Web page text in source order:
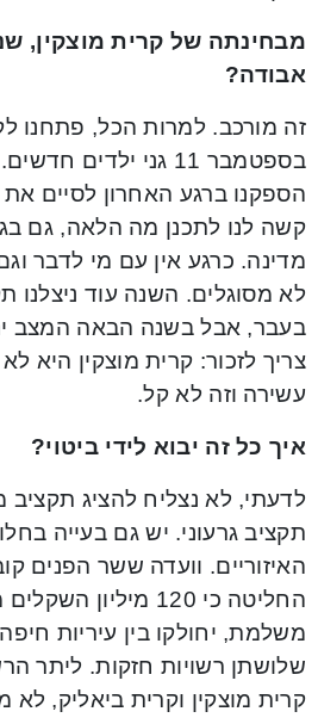
אבודה?
זה מורכב. למרות הכל, פתחנו
בספטמבר 11 גני
הספקנו ברגע האחרון לסיים
קשה לנו לתכנן מה הלאה, גם
מדינה. כרגע אין עם מי לדבר
לא מסוגלים. השנה עוד ניצלנו
בעבר, אבל בשנה הבאה המצב
צריך לזכור: קרית מוצקין היא
עשירה וזה לא קל.
איך כל זה יבוא לידי ביטוי?
לדעתי, לא נצליח להציג תקציב
תקציב גרעוני. יש גם בעייה
האיזוריים. וועדה ששר הפנים
החליטה כי 120
משלמת, יחולקו בין עיריות
שלושתן רשויות חזקות. ליתר
קרית מוצקין וקרית ביאליק,